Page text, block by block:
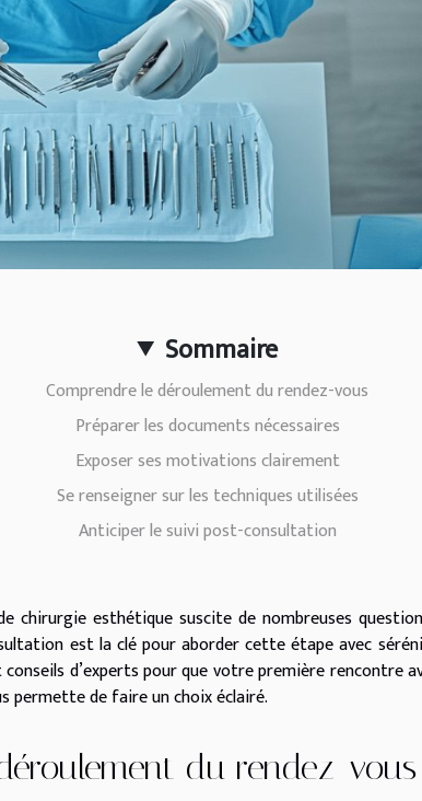
Sommaire
Comprendre le déroulement du rendez-vous
Préparer les documents nécessaires
Exposer ses motivations clairement
Se renseigner sur les techniques utilisées
Anticiper le suivi post-consultation
chirurgie esthétique suscite de nombreuses
est la clé pour aborder cette étape avec
d’experts pour que votre première rencontre
permette de faire un choix éclairé.
du rendez-vous